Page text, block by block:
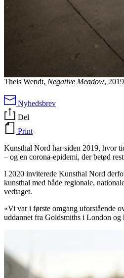
Theis Wendt, Negative Meadow,
Nyhedsbrev
Del
Print
Kunsthal Nord har siden 2019, hvor
– og en corona-epidemi, der betød
I 2020 inviterede Kunsthal Nord
kunsthal med både regionale,
vedtaget.
«Vi var i første omgang uforstående
uddannet fra Goldsmiths i London og